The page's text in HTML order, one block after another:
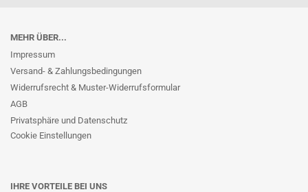
MEHR ÜBER...
Impressum
Versand- & Zahlungsbedingungen
Widerrufsrecht & Muster-Widerrufsformular
AGB
Privatsphäre und Datenschutz
Cookie Einstellungen
IHRE VORTEILE BEI UNS